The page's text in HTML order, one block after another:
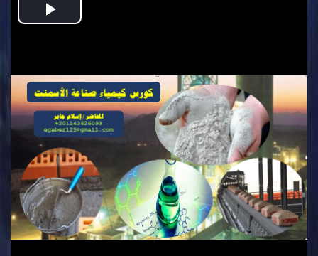
Play